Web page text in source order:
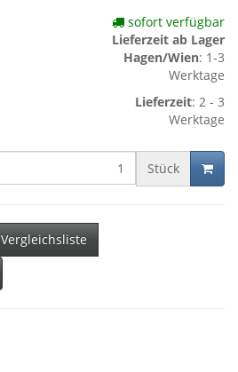
sofort verfügbar
Lieferzeit ab Lager
Hagen/Wien: 1-3
Werktage
Lieferzeit: 2 - 3
Werktage
Stück
Vergleichsliste